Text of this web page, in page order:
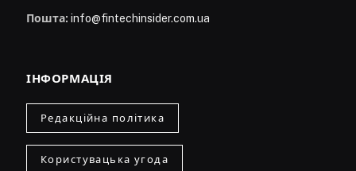
Пошта: info@fintechinsider.com.ua
ІНФОРМАЦІЯ
Редакційна політика
Користувацька угода